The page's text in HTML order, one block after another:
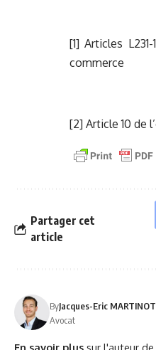
[1] Articles
commerce
[2] Article 10 de
Partager cet
article
ByJacques-Eric MARTINOT
Avocat
En savoir plus sur l'auteur